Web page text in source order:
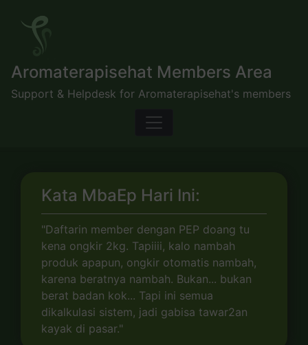
content
Aromaterapisehat Members Area
Support & Helpdesk for Aromaterapisehat's members
Kata MbaEp Hari Ini:
"Daftarin member dengan PEP doang tu
kena ongkir 2kg. Tapiiii, kalo nambah
produk apapun, ongkir otomatis nambah,
karena beratnya nambah. Bukan... bukan
berat badan kok... Tapi ini semua
dikalkulasi sistem, jadi gabisa tawar2an
kayak di pasar."